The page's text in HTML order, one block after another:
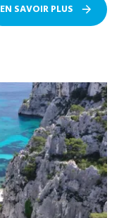
EN SAVOIR PLUS